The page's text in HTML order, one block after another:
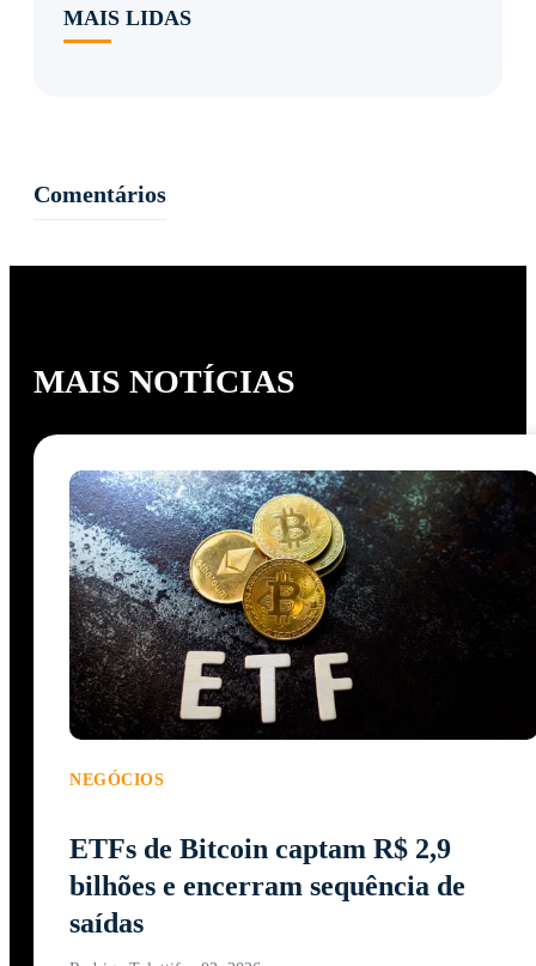
MAIS LIDAS
Comentários
MAIS NOTÍCIAS
NEGÓCIOS
ETFs de Bitcoin captam R$ 2,9
bilhões e encerram sequência de
saídas